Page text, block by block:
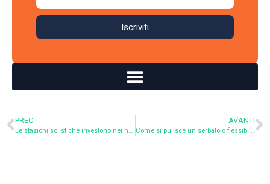
Iscriviti
PREC.
Le stazioni sciistiche investono nei nostri serbatoi flessibili: un doppio uso per l’estate e l’inverno
AVANTI
Come si pulisce un serbatoio flessibile?